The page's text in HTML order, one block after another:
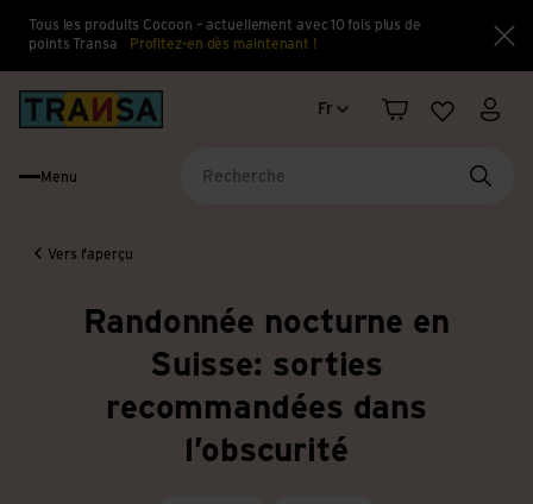
Tous les produits Cocoon – actuellement avec 10 fois plus de
points Transa
Profitez-en dès maintenant !
Changement de langue
Fr
PanierListe Mon
Menu
Vers l'aperçu
Randonnée nocturne en
Suisse: sorties
recommandées dans
l’obscurité